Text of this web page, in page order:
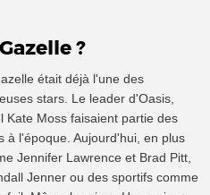
?
était déjà l'une des
stars. Le leader d'Oasis,
Kate Moss faisaient partie des
à l'époque. Aujourd'hui, en plus
Jennifer Lawrence et Brad Pitt,
Jenner ou des sportifs comme